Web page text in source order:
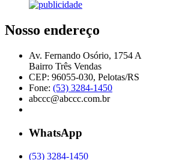
Nosso endereço
Av. Fernando Osório, 1754 A
Bairro Três Vendas
CEP: 96055-030, Pelotas/RS
Fone: (53) 3284-1450
abccc@abccc.com.br
WhatsApp
(53) 3284-1450